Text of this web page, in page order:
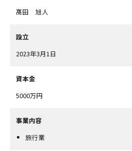
髙田 旭人
設立
2023年3月1日
資本金
5000万円
事業内容
旅行業